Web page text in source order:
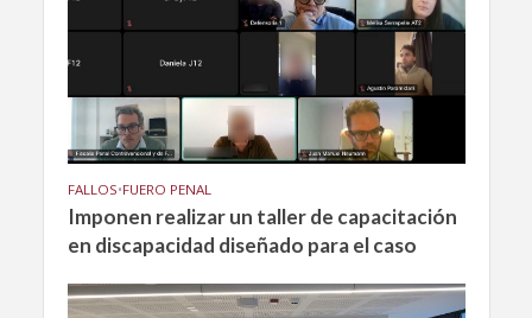
FALLOS•FUERO PENAL
Imponen realizar un taller de capacitación
en discapacidad diseñado para el caso